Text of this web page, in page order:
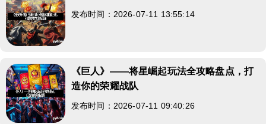
发布时间：2026-07-11 13:55:14
《巨人》——将星崛起玩法全攻略盘点，打
造你的荣耀战队
发布时间：2026-07-11 09:40:26